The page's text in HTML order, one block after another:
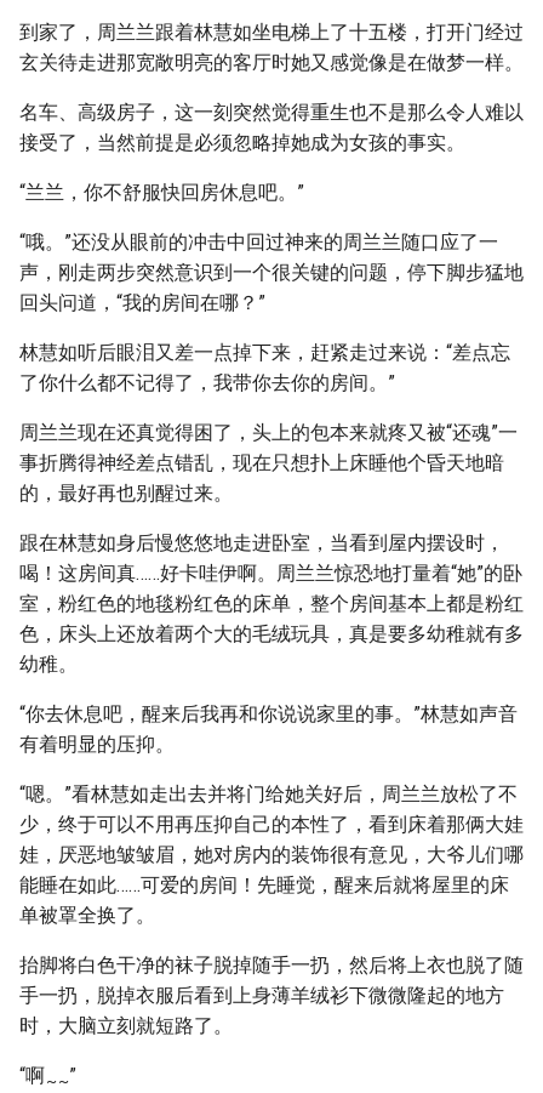
到家了，周兰兰跟着林慧如坐电梯上了十五楼，打开门经过
玄关待走进那宽敞明亮的客厅时她又感觉像是在做梦一样。
名车、高级房子，这一刻突然觉得重生也不是那么令人难以
接受了，当然前提是必须忽略掉她成为女孩的事实。
“兰兰，你不舒服快回房休息吧。”
“哦。”还没从眼前的冲击中回过神来的周兰兰随口应了一
声，刚走两步突然意识到一个很关键的问题，停下脚步猛地
回头问道，“我的房间在哪？”
林慧如听后眼泪又差一点掉下来，赶紧走过来说：“差点忘
了你什么都不记得了，我带你去你的房间。”
周兰兰现在还真觉得困了，头上的包本来就疼又被“还魂”一
事折腾得神经差点错乱，现在只想扑上床睡他个昏天地暗
的，最好再也别醒过来。
跟在林慧如身后慢悠悠地走进卧室，当看到屋内摆设时，
喝！这房间真……好卡哇伊啊。周兰兰惊恐地打量着“她”的卧
室，粉红色的地毯粉红色的床单，整个房间基本上都是粉红
色，床头上还放着两个大的毛绒玩具，真是要多幼稚就有多
幼稚。
“你去休息吧，醒来后我再和你说说家里的事。”林慧如声音
有着明显的压抑。
“嗯。”看林慧如走出去并将门给她关好后，周兰兰放松了不
少，终于可以不用再压抑自己的本性了，看到床着那俩大娃
娃，厌恶地皱皱眉，她对房内的装饰很有意见，大爷儿们哪
能睡在如此……可爱的房间！先睡觉，醒来后就将屋里的床
单被罩全换了。
抬脚将白色干净的袜子脱掉随手一扔，然后将上衣也脱了随
手一扔，脱掉衣服后看到上身薄羊绒衫下微微隆起的地方
时，大脑立刻就短路了。
“啊~~”